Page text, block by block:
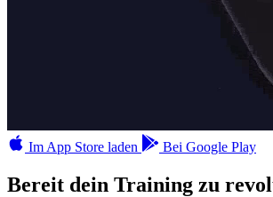
Im App Store laden Bei Google Play
Bereit dein Training zu